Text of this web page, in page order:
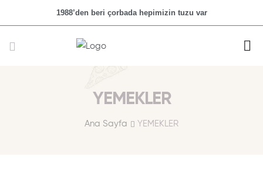
1988’den beri çorbada hepimizin tuzu var
YEMEKLER
Ana Sayfa YEMEKLER